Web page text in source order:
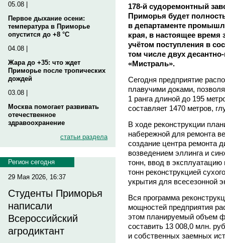
05.08 |
Первое дыхание осени:
температура в Приморье
опустится до +8 °C
04.08 |
Жара до +35: что ждет
Приморье после тропических
дождей
03.08 |
Москва помогает развивать
отечественное
здравоохранение
статьи раздела
Регион сегодня
29 Мая 2026, 16:37
Студенты Приморья
написали
Всероссийский
агродиктант
178-й судоремонтный
Приморья будет
в департаменте
края, в настоящее время
учётом поступления в
том числе двух
«Мистраль».
Сегодня предприятие
плавучими доками,
1 ранга длиной до 195
составляет 1470 метров,
В ходе реконструкции
набережной для ремонта
создание центра ремонта
возведением эллинга и
тонн, ввод в
тонн реконструкцией
укрытия для всесезонной
Вся программа
мощностей предприятия
этом планируемый объем
составить 13 008,0 млн.
и собственных заемных